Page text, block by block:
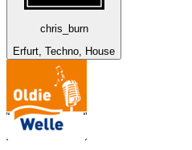
chris_burn
Erfurt, Techno, House